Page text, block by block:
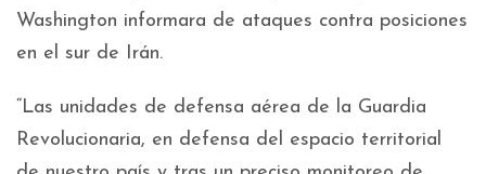
Washington informara de ataques contra posiciones
en el sur de Irán.
“Las unidades de defensa aérea de la Guardia
Revolucionaria, en defensa del espacio territorial